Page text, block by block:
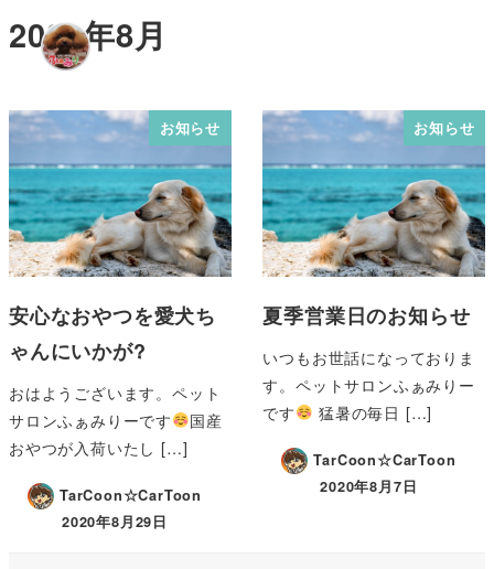
2020年8月
お知らせ
安心なおやつを愛犬ち
ゃんにいかが?
おはようございます。ペット
サロンふぁみりーです
国産
おやつが入荷いたし […]
TarCoon☆CarToon
2020年8月29日
お知らせ
夏季営業日のお知らせ
いつもお世話になっておりま
す。ペットサロンふぁみりー
です
猛暑の毎日 […]
TarCoon☆CarToon
2020年8月7日